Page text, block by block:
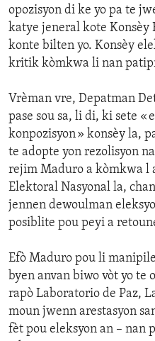
opozisyon di ke yo pa te
katye jeneral kote Konsèy
konte bilten yo. Konsèy
kritik kòmkwa li nan
Vrèman vre, Depatman
pase sou sa, li di, ki sete «
konpozisyon » konsèy la,
te adopte yon rezolisyon
rejim Maduro a kòmkwa l
Elektoral Nasyonal la,
jennen dewoulman
posiblite pou peyi a
Efò Maduro pou li
byen anvan biwo vòt yo te
rapò Laboratorio de Paz,
moun jwenn arestasyon
fèt pou eleksyon an – nan